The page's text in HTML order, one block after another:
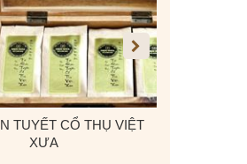
TUYẾT CỔ THỤ VIỆT
XƯA